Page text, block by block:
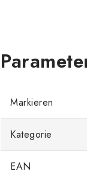
Markieren
Kategorie
EAN